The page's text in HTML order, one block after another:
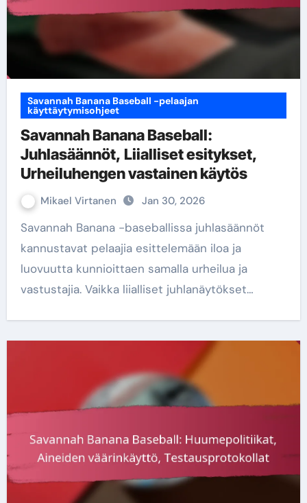
Savannah Banana Baseball -pelaajan
käyttäytymisohjeet
Savannah Banana Baseball:
Juhlasäännöt, Liialliset esitykset,
Urheiluhengen vastainen käytös
Mikael Virtanen Jan 30, 2026
Savannah Banana -baseballissa juhlasäännöt
kannustavat pelaajia esittelemään iloa ja
luovuutta kunnioittaen samalla urheilua ja
vastustajia. Vaikka liialliset juhlanäytökset…